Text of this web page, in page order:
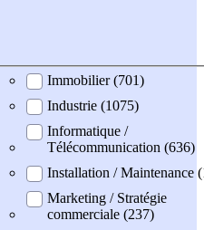
Immobilier (701)
Industrie (1075)
Informatique /
Télécommunication (636)
Installation / Maintenance
Marketing / Stratégie
commerciale (237)